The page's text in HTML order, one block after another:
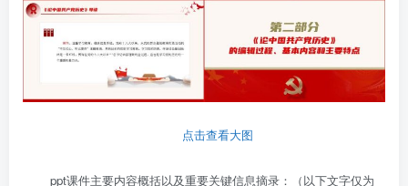
点击查看大图
ppt课件主要内容概括以及重要关键信息摘录：（以下文字仅为